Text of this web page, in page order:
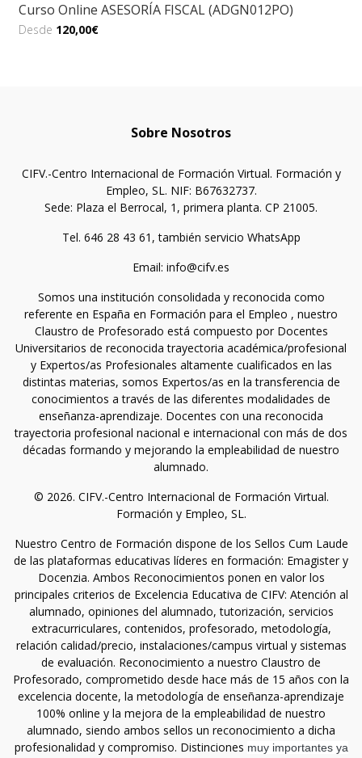
Curso Online ASESORÍA FISCAL (ADGN012PO)
Desde 120,00€
Sobre Nosotros
CIFV.-Centro Internacional de Formación Virtual. Formación y
Empleo, SL. NIF: B67632737.
Sede: Plaza el Berrocal, 1, primera planta. CP 21005.
Tel. 646 28 43 61, también servicio WhatsApp
Email: info@cifv.es
Somos una institución consolidada y reconocida como
referente en España en Formación para el Empleo , nuestro
Claustro de Profesorado está compuesto por Docentes
Universitarios de reconocida trayectoria académica/profesional
y Expertos/as Profesionales altamente cualificados en las
distintas materias, somos Expertos/as en la transferencia de
conocimientos a través de las diferentes modalidades de
enseñanza-aprendizaje. Docentes con una reconocida
trayectoria profesional nacional e internacional con más de dos
décadas formando y mejorando la empleabilidad de nuestro
alumnado.
© 2026. CIFV.-Centro Internacional de Formación Virtual.
Formación y Empleo, SL.
Nuestro Centro de Formación dispone de los Sellos Cum Laude
de las plataformas educativas líderes en formación: Emagister y
Docenzia. Ambos Reconocimientos ponen en valor los
principales criterios de Excelencia Educativa de CIFV: Atención al
alumnado, opiniones del alumnado, tutorización, servicios
extracurriculares, contenidos, profesorado, metodología,
relación calidad/precio, instalaciones/campus virtual y sistemas
de evaluación. Reconocimiento a nuestro Claustro de
Profesorado, comprometido desde hace más de 15 años con la
excelencia docente, la metodología de enseñanza-aprendizaje
100% online y la mejora de la empleabilidad de nuestro
alumnado, siendo ambos sellos un reconocimiento a dicha
profesionalidad y compromiso. Distinciones muy importantes ya